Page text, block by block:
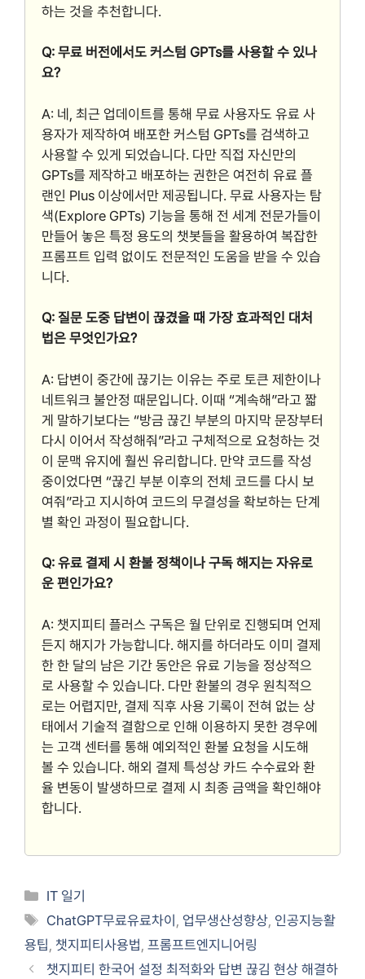
하는 것을 추천합니다.
Q: 무료 버전에서도 커스텀 GPTs를 사용할 수 있나
요?
A: 네, 최근 업데이트를 통해 무료 사용자도 유료 사
용자가 제작하여 배포한 커스텀 GPTs를 검색하고
사용할 수 있게 되었습니다. 다만 직접 자신만의
GPTs를 제작하고 배포하는 권한은 여전히 유료 플
랜인 Plus 이상에서만 제공됩니다. 무료 사용자는 탐
색(Explore GPTs) 기능을 통해 전 세계 전문가들이
만들어 놓은 특정 용도의 챗봇들을 활용하여 복잡한
프롬프트 입력 없이도 전문적인 도움을 받을 수 있습
니다.
Q: 질문 도중 답변이 끊겼을 때 가장 효과적인 대처
법은 무엇인가요?
A: 답변이 중간에 끊기는 이유는 주로 토큰 제한이나
네트워크 불안정 때문입니다. 이때 “계속해”라고 짧
게 말하기보다는 “방금 끊긴 부분의 마지막 문장부터
다시 이어서 작성해줘”라고 구체적으로 요청하는 것
이 문맥 유지에 훨씬 유리합니다. 만약 코드를 작성
중이었다면 “끊긴 부분 이후의 전체 코드를 다시 보
여줘”라고 지시하여 코드의 무결성을 확보하는 단계
별 확인 과정이 필요합니다.
Q: 유료 결제 시 환불 정책이나 구독 해지는 자유로
운 편인가요?
A: 챗지피티 플러스 구독은 월 단위로 진행되며 언제
든지 해지가 가능합니다. 해지를 하더라도 이미 결제
한 한 달의 남은 기간 동안은 유료 기능을 정상적으
로 사용할 수 있습니다. 다만 환불의 경우 원칙적으
로는 어렵지만, 결제 직후 사용 기록이 전혀 없는 상
태에서 기술적 결함으로 인해 이용하지 못한 경우에
는 고객 센터를 통해 예외적인 환불 요청을 시도해
볼 수 있습니다. 해외 결제 특성상 카드 수수료와 환
율 변동이 발생하므로 결제 시 최종 금액을 확인해야
합니다.
Categories
IT 일기
Tags
ChatGPT무료유료차이 ,업무생산성향상, 인공지능활
용팁, 챗지피티사용법, 프롬프트엔지니어링
챗지피티 한국어 설정 최적화와 답변 끊김 현상 해결하